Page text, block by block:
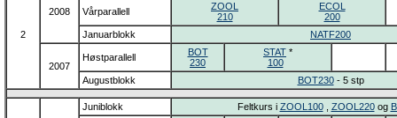
2
2008 Vårparallell
ZOOL
210
ECOL
200
Januarblokk
NATF200
2007
Høstparallell
BOT
230
STAT *
100
Augustblokk
BOT230- 5 stp
Juniblokk Feltkurs i ZOOL100, ZOOL220og